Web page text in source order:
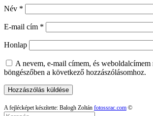
Név *
E-mail cím *
Honlap
A nevem, e-mail címem, és weboldalcímem
böngészőben a következő hozzászólásomhoz.
A fejlécképet készítette: Balogh Zoltán fotossrac.com ©